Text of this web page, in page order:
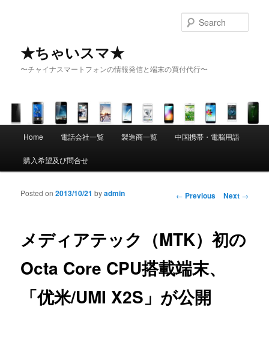
★ちゃいスマ★
〜チャイナスマートフォンの情報発信と端末の買付代行〜
Skip to primary content
Skip to secondary content
Home 電話会社一覧 製造商一覧 中国携帯・電脳用語
購入希望及び問合せ
Post navigation
← Previous Next →
メディアテック（MTK）初の
Octa Core CPU搭載端末、
「优米/UMI X2S」が公開
Posted on2013/10/21 byadmin